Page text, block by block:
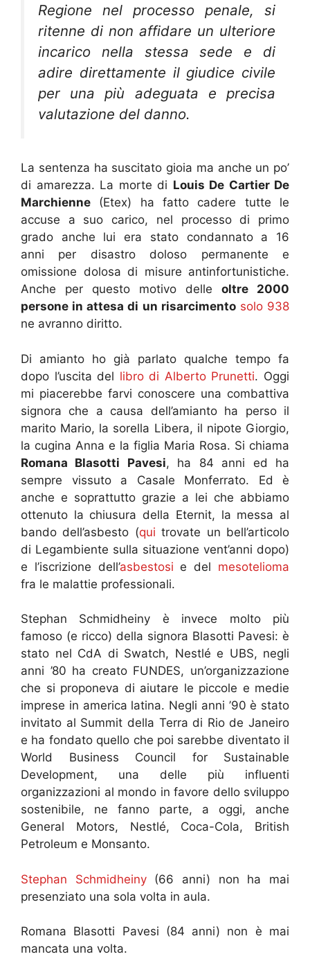
Regione nel processo penale, si
ritenne di non affidare un ulteriore
incarico nella stessa sede e di
adire direttamente il giudice civile
per una più adeguata e precisa
valutazione del danno.
La sentenza ha suscitato gioia ma anche un po’
di amarezza. La morte di Louis De Cartier De
Marchienne (Etex) ha fatto cadere tutte le
accuse a suo carico, nel processo di primo
grado anche lui era stato condannato a 16
anni per disastro doloso permanente e
omissione dolosa di misure antinfortunistiche.
Anche per questo motivo delle oltre 2000
persone in attesa di un risarcimento solo 938
ne avranno diritto.
Di amianto ho già parlato qualche tempo fa
dopo l’uscita del libro di Alberto Prunetti. Oggi
mi piacerebbe farvi conoscere una combattiva
signora che a causa dell’amianto ha perso il
marito Mario, la sorella Libera, il nipote Giorgio,
la cugina Anna e la figlia Maria Rosa. Si chiama
Romana Blasotti Pavesi, ha 84 anni ed ha
sempre vissuto a Casale Monferrato. Ed è
anche e soprattutto grazie a lei che abbiamo
ottenuto la chiusura della Eternit, la messa al
bando dell’asbesto (qui trovate un bell’articolo
di Legambiente sulla situazione vent’anni dopo)
e l’iscrizione dell’asbestosi e del mesotelioma
fra le malattie professionali.
Stephan Schmidheiny è invece molto più
famoso (e ricco) della signora Blasotti Pavesi: è
stato nel CdA di Swatch, Nestlé e UBS, negli
anni ’80 ha creato FUNDES, un’organizzazione
che si proponeva di aiutare le piccole e medie
imprese in america latina. Negli anni ’90 è stato
invitato al Summit della Terra di Rio de Janeiro
e ha fondato quello che poi sarebbe diventato il
World Business Council for Sustainable
Development, una delle più influenti
organizzazioni al mondo in favore dello sviluppo
sostenibile, ne fanno parte, a oggi, anche
General Motors, Nestlé, Coca-Cola, British
Petroleum e Monsanto.
Stephan Schmidheiny(66 anni) non ha mai
presenziato una sola volta in aula.
Romana Blasotti Pavesi (84 anni) non è mai
mancata una volta.